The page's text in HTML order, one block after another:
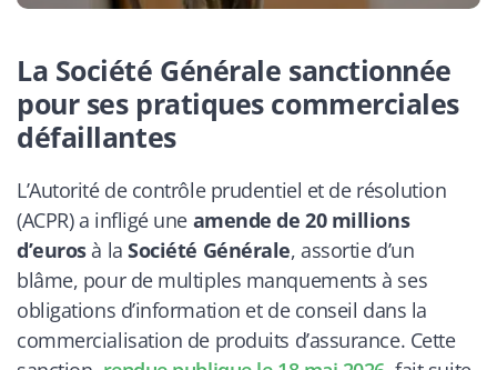
La Société Générale sanctionnée
pour ses pratiques commerciales
défaillantes
L’Autorité de contrôle prudentiel et de résolution
(ACPR) a infligé une amende de 20 millions
d’eurosà laSociété Générale, assortie d’un
blâme, pour de multiples manquements à ses
obligations d’information et de conseil dans la
commercialisation de produits d’assurance. Cette